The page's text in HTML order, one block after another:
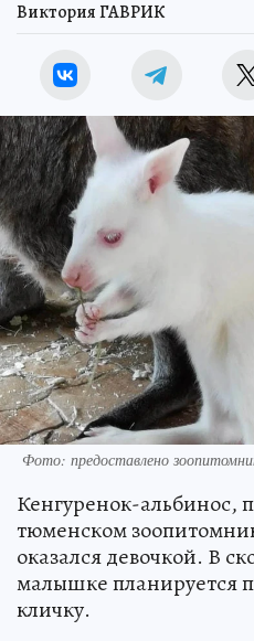
Виктория ГАВРИК
Фото: предоставлено
Кенгуренок-альбинос,
тюменском
оказался девочкой. В
малышке планируется
кличку.